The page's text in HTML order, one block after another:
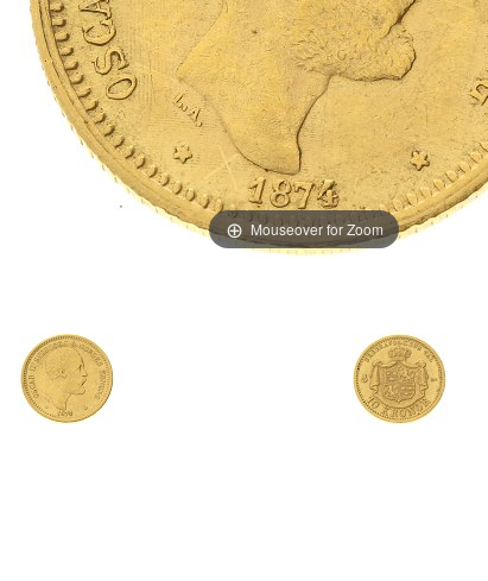
Mouseover for Zoom